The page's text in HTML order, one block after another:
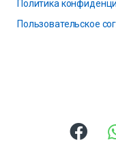
Политика
Пользовательское